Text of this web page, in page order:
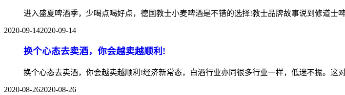
进入盛夏啤酒季，少喝点喝好点，德国教士小麦啤酒是不错的选择!教士品牌故事说到修道士
2020-09-142020-09-14
换个心态去卖酒，你会越卖越顺利!
换个心态去卖酒，你会越卖越顺利!经济新常态，白酒行业亦同很多行业一样，低迷不振。这
2020-08-262020-08-26